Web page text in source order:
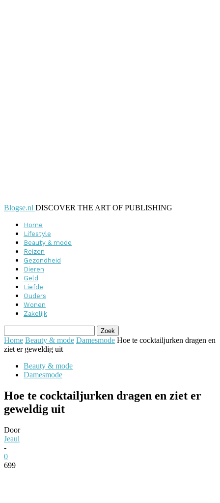
Blogse.nl DISCOVER THE ART OF PUBLISHING
Home
Lifestyle
Beauty & mode
Reizen
Gezondheid
Dieren
Geld
Liefde
Ouders
Wonen
Zakelijk
Home Beauty & mode Damesmode Hoe te cocktailjurken dragen en
ziet er geweldig uit
Beauty & mode
Damesmode
Hoe te cocktailjurken dragen en ziet er
geweldig uit
Door
Jeaul
-
0
699